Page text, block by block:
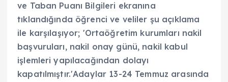
ve Taban Puanı Bilgileri ekranına
tıklandığında öğrenci ve veliler şu açıklama
ile karşılaşıyor; 'Ortaöğretim kurumları nakil
başvuruları, nakil onay günü, nakil kabul
işlemleri yapılacağından dolayı
kapatılmıştır.'Adaylar 13-24 Temmuz arasında